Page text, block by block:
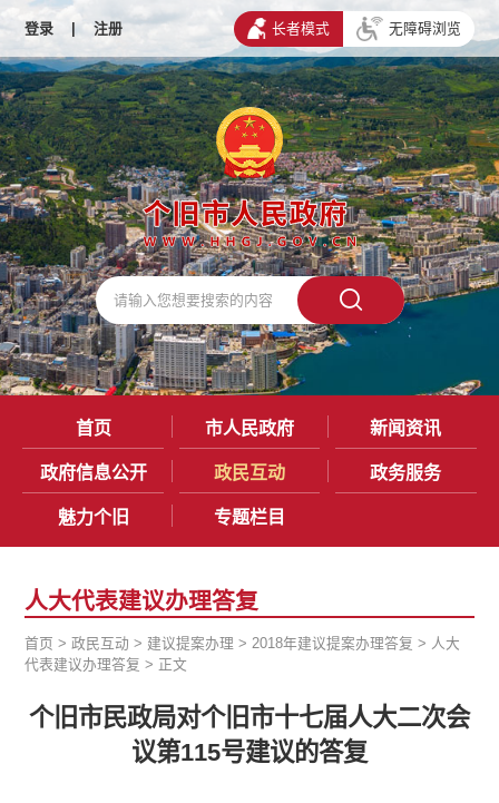
登录 | 注册 长者模式 无障碍浏览
首页 市人民政府 新闻资讯
政府信息公开 政民互动 政务服务
魅力个旧 专题栏目
人大代表建议办理答复
首页 >政民互动 > 建议提案办理 >2018年建议提案办理答复 > 人大
代表建议办理答复 > 正文
个旧市民政局对个旧市十七届人大二次会
议第115号建议的答复